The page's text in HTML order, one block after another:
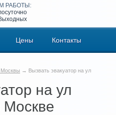
РАБОТЫ:
Цены Контакты
Москвы → Вызвать эвакуатор на ул
на ул
Москве